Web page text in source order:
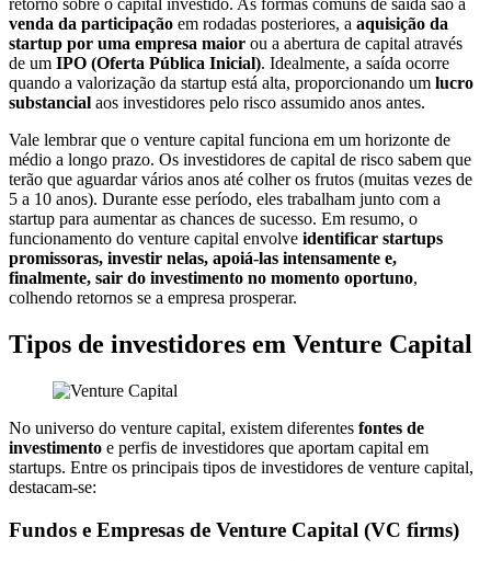
retorno sobre o capital investido. As formas comuns de saída são a
venda da participação em rodadas posteriores, a aquisição da
startup por uma empresa maior ou a abertura de capital através
de um IPO (Oferta Pública Inicial). Idealmente, a saída ocorre
quando a valorização da startup está alta, proporcionando um lucro
substancial aos investidores pelo risco assumido anos antes.
Vale lembrar que o venture capital funciona em um horizonte de
médio a longo prazo. Os investidores de capital de risco sabem que
terão que aguardar vários anos até colher os frutos (muitas vezes de
5 a 10 anos). Durante esse período, eles trabalham junto com a
startup para aumentar as chances de sucesso. Em resumo, o
funcionamento do venture capital envolve identificar startups
promissoras, investir nelas, apoiá-las intensamente e,
finalmente, sair do investimento no momento oportuno,
colhendo retornos se a empresa prosperar.
Tipos de investidores em Venture Capital
No universo do venture capital, existem diferentes fontes de
investimento e perfis de investidores que aportam capital em
startups. Entre os principais tipos de investidores de venture capital,
destacam-se:
Fundos e Empresas de Venture Capital (VC firms)